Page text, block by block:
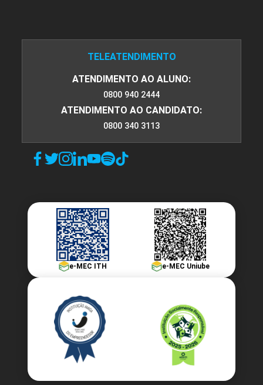
O Direito à Inclusão
10h
Educação Inclusiva
Necessidades Educacionais de
Alunos com Deficiência
TELEATENDIMENTO
ATENDIMENTO AO ALUNO:
0800 940 2444
ATENDIMENTO AO CANDIDATO:
0800 340 3113
e-MEC ITH e-MEC Uniube